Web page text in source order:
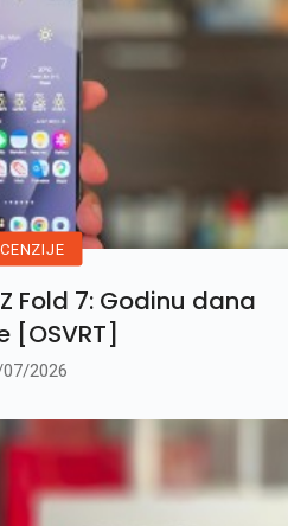
Fold 7: Godinu dana
[OSVRT]
2026